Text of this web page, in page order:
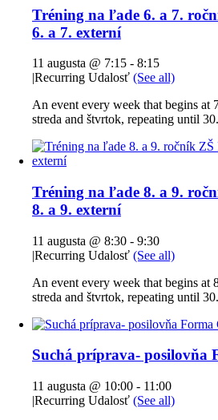
Tréning na ľade 6. a 7.
6. a 7. externí
11 augusta @ 7:15 - 8:15
|Recurring Udalosť (See all)
An event every week that begins at
streda and štvrtok, repeating until
Tréning na ľade 8. a 9.
8. a 9. externí
11 augusta @ 8:30 - 9:30
|Recurring Udalosť (See all)
An event every week that begins at
streda and štvrtok, repeating until
Suchá príprava- posilovňa
11 augusta @ 10:00 - 11:00
|Recurring Udalosť (See all)